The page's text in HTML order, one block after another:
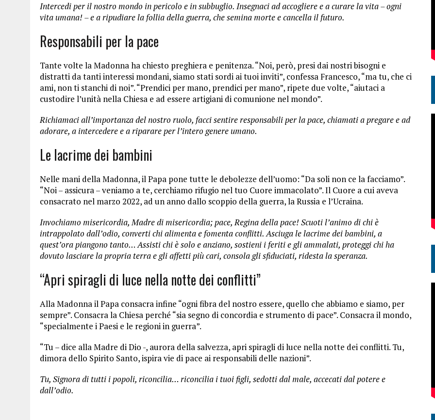
Intercedi per il nostro mondo in pericolo e in subbuglio. Insegnaci ad accogliere e a curare la vita – ogni
vita umana! – e a ripudiare la follia della guerra, che semina morte e cancella il futuro.
Responsabili per la pace
Tante volte la Madonna ha chiesto preghiera e penitenza. “Noi, però, presi dai nostri bisogni e
distratti da tanti interessi mondani, siamo stati sordi ai tuoi inviti”, confessa Francesco, “ma tu, che ci
ami, non ti stanchi di noi”. “Prendici per mano, prendici per mano”, ripete due volte, “aiutaci a
custodire l’unità nella Chiesa e ad essere artigiani di comunione nel mondo”.
Richiamaci all’importanza del nostro ruolo, facci sentire responsabili per la pace, chiamati a pregare e ad
adorare, a intercedere e a riparare per l’intero genere umano.
Le lacrime dei bambini
Nelle mani della Madonna, il Papa pone tutte le debolezze dell’uomo: “Da soli non ce la facciamo”.
“Noi – assicura – veniamo a te, cerchiamo rifugio nel tuo Cuore immacolato”. Il Cuore a cui aveva
consacrato nel marzo 2022, ad un anno dallo scoppio della guerra, la Russia e l’Ucraina.
Invochiamo misericordia, Madre di misericordia; pace, Regina della pace! Scuoti l’animo di chi è
intrappolato dall’odio, converti chi alimenta e fomenta conflitti. Asciuga le lacrime dei bambini, a
quest’ora piangono tanto… Assisti chi è solo e anziano, sostieni i feriti e gli ammalati, proteggi chi ha
dovuto lasciare la propria terra e gli affetti più cari, consola gli sfiduciati, ridesta la speranza.
“Apri spiragli di luce nella notte dei conflitti”
Alla Madonna il Papa consacra infine “ogni fibra del nostro essere, quello che abbiamo e siamo, per
sempre”. Consacra la Chiesa perché “sia segno di concordia e strumento di pace”. Consacra il mondo,
“specialmente i Paesi e le regioni in guerra”.
“Tu – dice alla Madre di Dio -, aurora della salvezza, apri spiragli di luce nella notte dei conflitti. Tu,
dimora dello Spirito Santo, ispira vie di pace ai responsabili delle nazioni”.
Tu, Signora di tutti i popoli, riconcilia… riconcilia i tuoi figli, sedotti dal male, accecati dal potere e
dall’odio.